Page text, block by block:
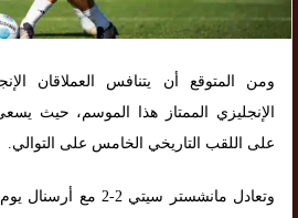
ومن المتوقع أن يتنافس العملاقان
الإنجليزي الممتاز هذا الموسم، حيث
على اللقب التاريخي الخامس على التوالي.
وتعادل مانشستر سيتي